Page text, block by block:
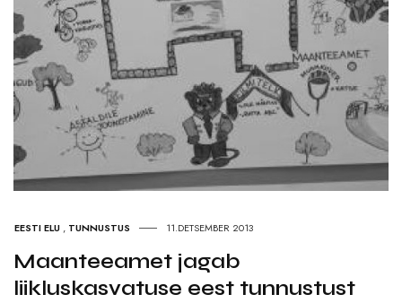
EESTI ELU , TUNNUSTUS 11.DETSEMBER 2013
Maanteeamet jagab
liikluskasvatuse eest tunnustust